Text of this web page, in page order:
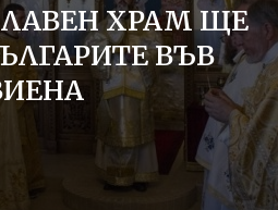
ХРАМ ЩЕ
ВЪВ